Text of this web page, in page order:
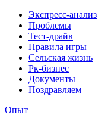
Экспресс-анализ
Проблемы
Тест-драйв
Правила игры
Сельская жизнь
Рк-бизнес
Документы
Поздравляем
Опыт